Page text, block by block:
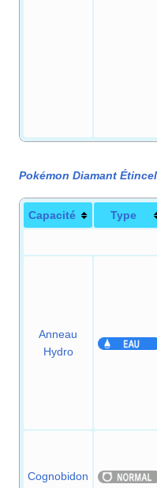
Pokémon Diamant
Capacité Type
Anneau
Hydro
Cognobidon